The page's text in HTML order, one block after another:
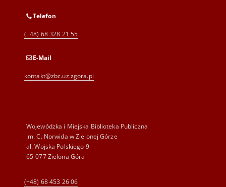
Telefon
(+48) 68 328 21 55
E-Mail
kontakt@zbc.uz.zgora.pl
Wojewódzka i Miejska Biblioteka Publiczna
im. C. Norwida w Zielonej Górze
al. Wojska Polskiego 9
65-077 Zielona Góra
(+48) 68 453 26 06